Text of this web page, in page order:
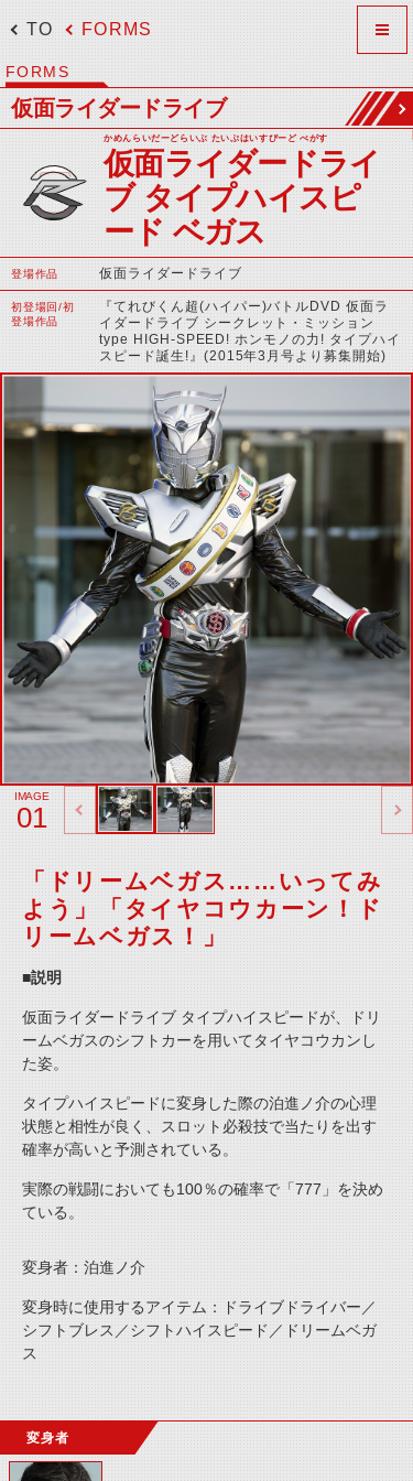
FORMS
TOP
FORMS
仮面ライダードライブ
かめんらいだーどらいぶ たいぷはいすぴーど べがす
仮面ライダードライ
ブ タイプハイスピ
ード ベガス
登場作品 仮面ライダードライブ
初登場回/初
登場作品
『てれびくん超(ハイパー)バトルDVD 仮面ラ
イダードライブ シークレット・ミッション
type HIGH-SPEED! ホンモノの力! タイプハイ
スピード誕生!』(2015年3月号より募集開始)
01
「ドリームベガス……いってみ
よう」「タイヤコウカーン！ド
リームベガス！」
■説明
仮面ライダードライブ タイプハイスピードが、ドリ
ームベガスのシフトカーを用いて タイヤコウカンし
た姿。
タイプハイスピードに変身した際の泊進ノ介の心理
状態と相性が良く、スロット必殺技で当たりを出す
確率が高いと予測されている。
実際の戦闘においても100％の確率で「777」を決め
ている。
変身者：泊進ノ介
変身時に使用するアイテム：ドライブドライバー／
シフトブレス／シフトハイスピード／ドリームベガ
ス
変身者